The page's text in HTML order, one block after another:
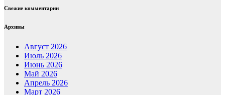
Свежие комментарии
Архивы
Август 2026
Июль 2026
Июнь 2026
Май 2026
Апрель 2026
Март 2026